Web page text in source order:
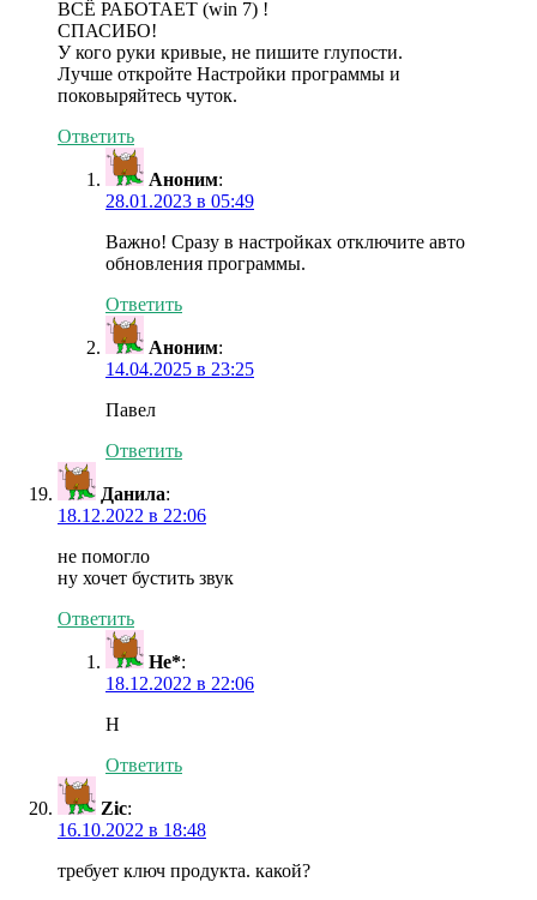
ВСЁ РАБОТАЕТ (win 7) !
СПАСИБО!
У кого руки кривые, не пишите глупости.
Лучше откройте Настройки программы и
поковыряйтесь чуток.
Ответить
Аноним:
28.01.2023 в 05:49
Важно! Сразу в настройках отключите авто
обновления программы.
Ответить
Аноним:
14.04.2025 в 23:25
Павел
Ответить
Данила:
18.12.2022 в 22:06
не помогло
ну хочет бустить звук
Ответить
Не*:
18.12.2022 в 22:06
Н
Ответить
Zic:
16.10.2022 в 18:48
требует ключ продукта. какой?